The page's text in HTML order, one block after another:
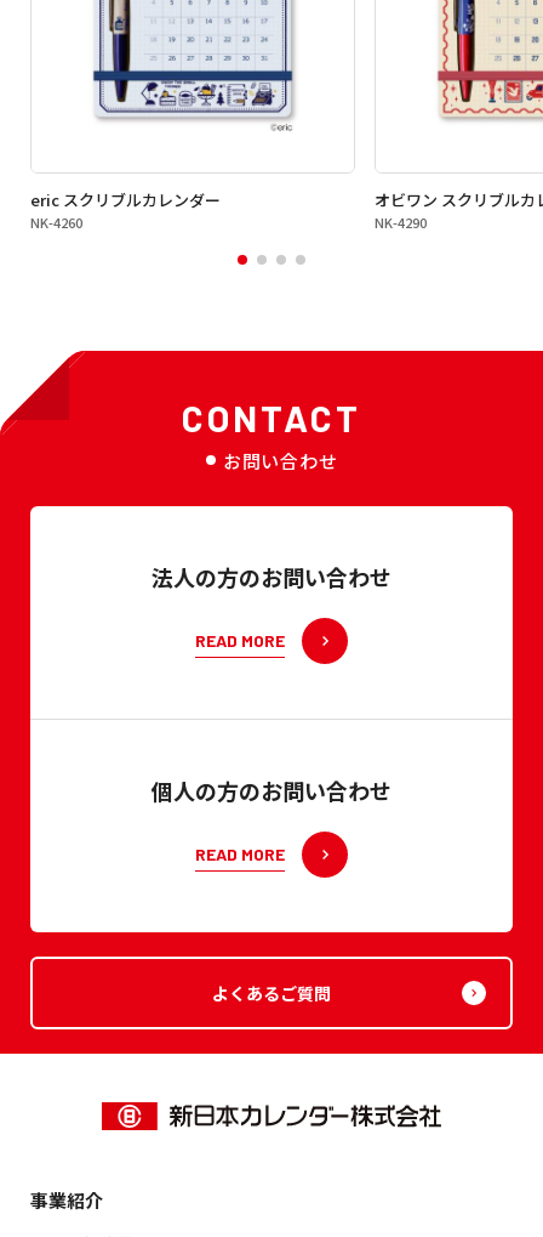
eric スクリブルカレンダー
NK-4260
オビワン スクリブルカ
NK-4290
CONTACT
お問い合わせ
法人の方のお問い合わせ
READ MORE
個人の方のお問い合わせ
READ MORE
よくあるご質問
事業紹介